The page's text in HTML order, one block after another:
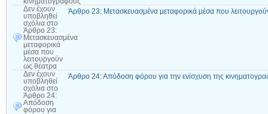
Δεν έχουν
υποβληθεί
σχόλια στο
Άρθρο 23:
Μετασκευασμένα
μεταφορικά
μέσα που
λειτουργούν
ως θέατρα
Άρθρο 23: Μετασκευασμένα μεταφορικά μέσα που
Δεν έχουν
υποβληθεί
σχόλια στο
Άρθρο 24:
Απόδοση
φόρου για
Άρθρο 24: Απόδοση φόρου για την ενίσχυση της